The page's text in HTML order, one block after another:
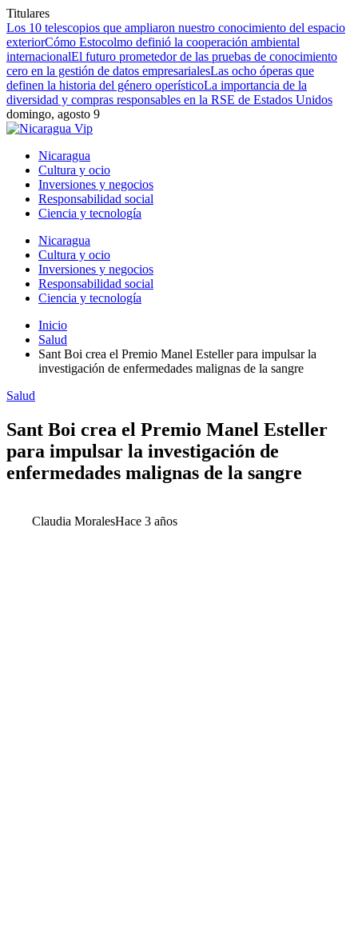
Titulares
Los 10 telescopios que ampliaron nuestro conocimiento del espacio
exteriorCómo Estocolmo definió la cooperación ambiental
internacionalEl futuro prometedor de las pruebas de conocimiento
cero en la gestión de datos empresarialesLas ocho óperas que
definen la historia del género operísticoLa importancia de la
diversidad y compras responsables en la RSE de Estados Unidos
domingo, agosto 9
Nicaragua
Cultura y ocio
Inversiones y negocios
Responsabilidad social
Ciencia y tecnología
Nicaragua
Cultura y ocio
Inversiones y negocios
Responsabilidad social
Ciencia y tecnología
Inicio
Salud
Sant Boi crea el Premio Manel Esteller para impulsar la
investigación de enfermedades malignas de la sangre
Salud
Sant Boi crea el Premio Manel Esteller
para impulsar la investigación de
enfermedades malignas de la sangre
Claudia MoralesHace 3 años